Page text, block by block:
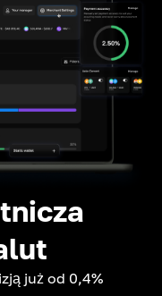
już od 0,4%